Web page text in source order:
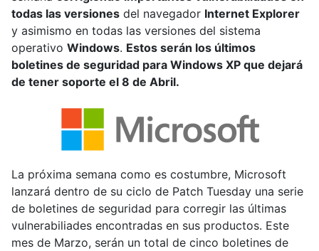
todas las versiones del navegador Internet Explorer
y asimismo en todas las versiones del sistema
operativo Windows. Estos serán los últimos
boletines de seguridad para Windows XP que dejará
de tener soporte el 8 de Abril.
La próxima semana como es costumbre, Microsoft
lanzará dentro de su ciclo de Patch Tuesday una serie
de boletines de seguridad para corregir las últimas
vulnerabiliades encontradas en sus productos. Este
mes de Marzo, serán un total de cinco boletines de